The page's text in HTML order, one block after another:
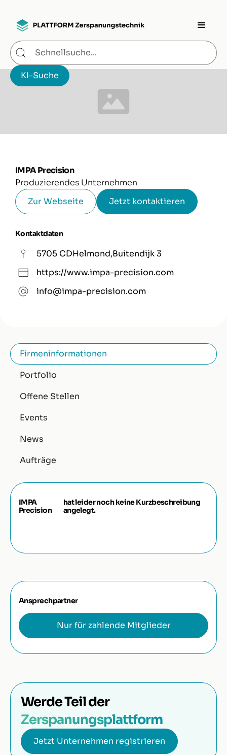
IMPA Precision
Produzierendes Unternehmen
Zur Webseite
Jetzt kontaktieren
Kontaktdaten
5705 CDHelmond,Buitendijk 3
https://www.impa-precision.com
info@impa-precision.com
Firmeninformationen
Portfolio
Offene Stellen
Events
News
Aufträge
IMPA
Precision
hat leider noch keine Kurzbeschreibung
angelegt.
Ansprechpartner
Nur für zahlende Mitglieder
Werde Teil der
Zerspanungsplattform
Jetzt Unternehmen registrieren